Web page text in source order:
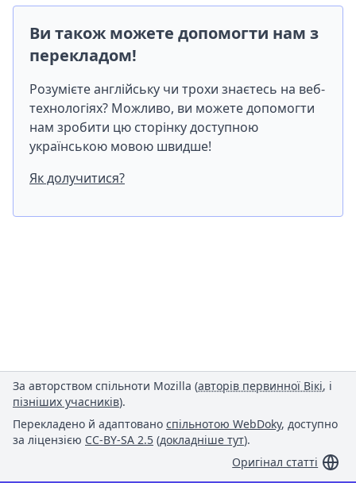
Ви також можете допомогти нам з
перекладом!
Розумієте англійську чи трохи знаєтесь на веб-
технологіях? Можливо, ви можете допомогти
нам зробити цю сторінку доступною
українською мовою швидше!
Як долучитися?
За авторством спільноти Mozilla (авторів первинної Вікі, і
пізніших учасників).
Перекладено й адаптовано спільнотою WebDoky, доступно
за ліцензією CC-BY-SA 2.5 (докладніше тут).
Оригінал статті